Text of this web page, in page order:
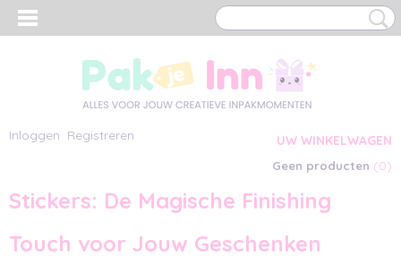
Inloggen Registreren UW WINKELWAGEN
Geen producten (0)
Stickers: De Magische Finishing
Touch voor Jouw Geschenken